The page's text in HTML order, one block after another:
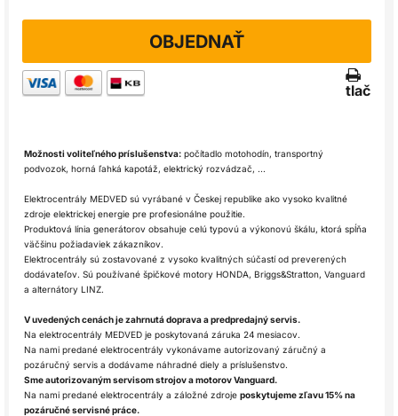
OBJEDNAŤ
tlač
Možnosti voliteľného príslušenstva: počítadlo motohodín, transportný
podvozok, horná ľahká kapotáž, elektrický rozvádzač, ...
Elektrocentrály MEDVED sú vyrábané v Českej republike ako vysoko kvalitné
zdroje elektrickej energie pre profesionálne použitie.
Produktová línia generátorov obsahuje celú typovú a výkonovú škálu, ktorá spĺňa
väčšinu požiadaviek zákazníkov.
Elektrocentrály sú zostavované z vysoko kvalitných súčastí od preverených
dodávateľov. Sú používané špičkové motory HONDA, Briggs&Stratton, Vanguard
a alternátory LINZ.
V uvedených cenách je zahrnutá doprava a predpredajný servis.
Na elektrocentrály MEDVED je poskytovaná záruka 24 mesiacov.
Na nami predané elektrocentrály vykonávame autorizovaný záručný a
pozáručný servis a dodávame náhradné diely a príslušenstvo.
Sme autorizovaným servisom strojov a motorov Vanguard.
Na nami predané elektrocentrály a záložné zdroje poskytujeme zľavu 15% na
pozáručné servisné práce.